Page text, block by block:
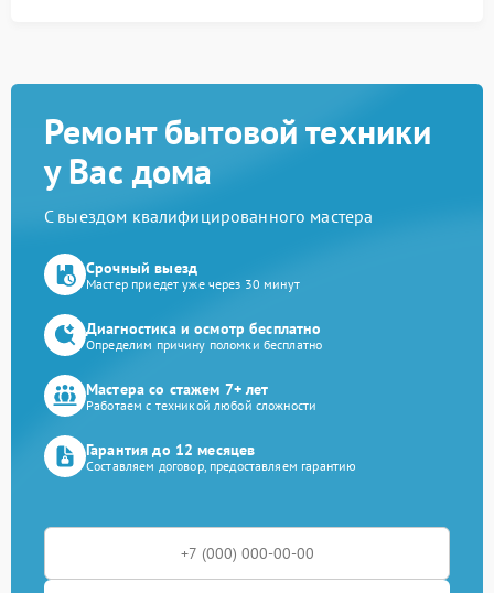
Ремонт бытовой техники
у Вас дома
С выездом квалифицированного мастера
Срочный выезд
Мастер приедет уже через 30 минут
Диагностика и осмотр бесплатно
Определим причину поломки бесплатно
Мастера со стажем 7+ лет
Работаем с техникой любой сложности
Гарантия до 12 месяцев
Составляем договор, предоставляем гарантию